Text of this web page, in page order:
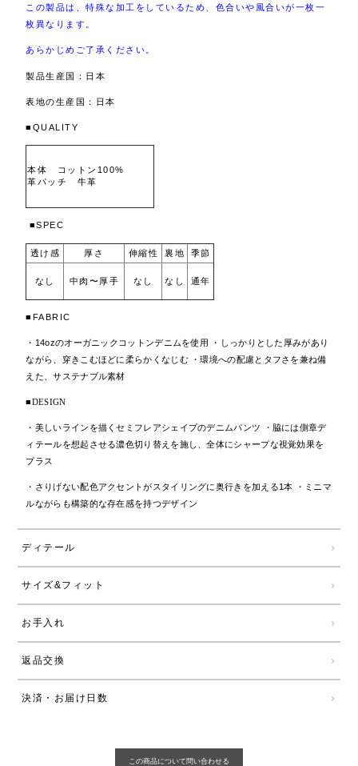
この製品は、特殊な加工をしているため、色合いや風合いが一枚一
枚異なります。
あらかじめご了承ください。
製品生産国：日本
表地の生産国：日本
■QUALITY
本体 コットン100%
革パッチ 牛革
■SPEC
透け感 厚さ 伸縮性 裏地 季節
なし 中肉〜厚手 なし なし 通年
■FABRIC
・14ozのオーガニックコットンデニムを使用 ・しっかりとした厚みがあり
ながら、穿きこむほどに柔らかくなじむ ・環境への配慮とタフさを兼ね備
えた、サステナブル素材
■DESIGN
・美しいラインを描くセミフレアシェイプのデニムパンツ ・脇には側章デ
ィテールを想起させる濃色切り替えを施し、全体にシャープな視覚効果を
プラス
・さりげない配色アクセントがスタイリングに奥行きを加える1本 ・ミニマ
ルながらも構築的な存在感を持つデザイン
ディテール
サイズ&フィット
お手入れ
返品交換
決済・お届け日数